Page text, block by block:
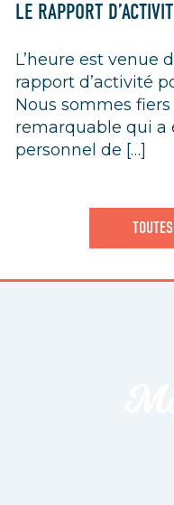
LE RAPPORT
L’heure est venue
rapport d’activité
Nous sommes
remarquable qui a
personnel de […]